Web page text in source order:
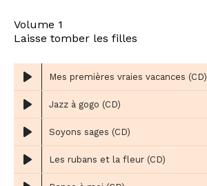
Volume 1
Laisse tomber les filles
Mes premières vraies vacances (CD)
Jazz à gogo (CD)
Soyons sages (CD)
Les rubans et la fleur (CD)